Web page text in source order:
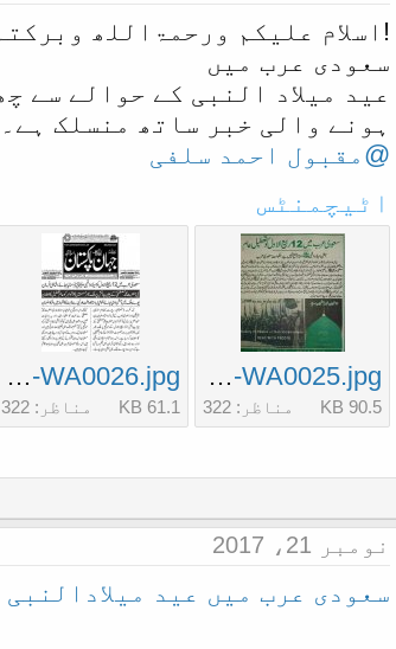
آ
غ
!اسلام علیکم ورحمۃاللھ وبرکتہ
سعودی عرب میں
عید میلاد النبی کے حوالے سے
ہونے والی خبر ساتھ منسلک ہے۔
@مقبول احمد سلفی
اٹیچمنٹس
IMG-20171121-WA0025.jpg
90.5 KB مناظر: 322
IMG-20171121-WA0026.jpg
61.1 KB مناظر: 322
نومبر 21، 2017
سعودی عرب میں عید